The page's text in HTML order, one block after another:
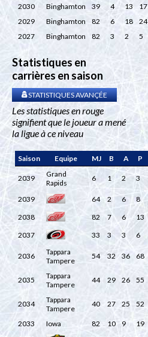
2030
Binghamton 39 4 13 17
2029
Binghamton 82 6 18 24
2027
Binghamton 82 3 2 5
Statistiques en
carrières en saison
STATISTIQUES AVANÇÉE
Les statistiques en rouge
signifient que le joueur a mené
la ligue à ce niveau
Saison Equipe MJ B A P
2039
Grand
Rapids
6 1 2 3
2039 64 2 6 8
2038
82 7 6 13
2037
33 3 3 6
2036
Tappara
Tampere
54 32 36 68
2035
Tappara
Tampere
44 29 26 55
2034
Tappara
Tampere
40 27 25 52
2033 Iowa 82 10 9 19